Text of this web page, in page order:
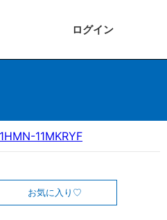
ログイン
11MKRYF
お気に入り